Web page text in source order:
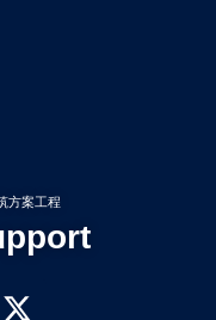
方案工程